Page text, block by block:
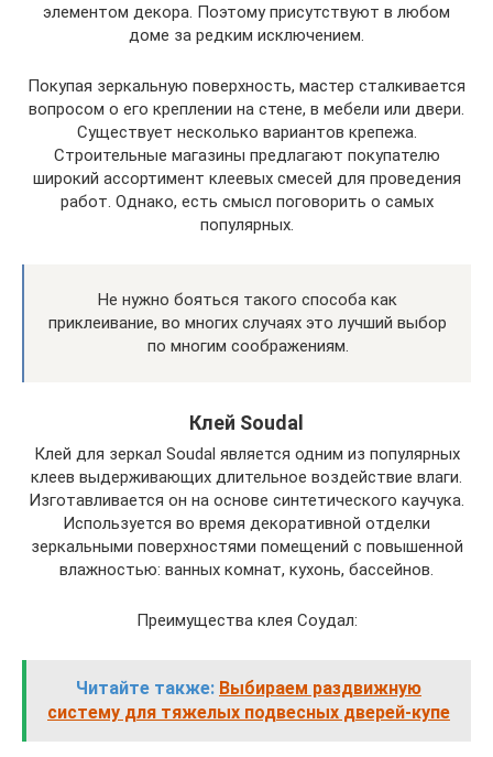
элементом декора. Поэтому присутствуют в любом
доме за редким исключением.
Покупая зеркальную поверхность, мастер сталкивается
вопросом о его креплении на стене, в мебели или двери.
Существует несколько вариантов крепежа.
Строительные магазины предлагают покупателю
широкий ассортимент клеевых смесей для проведения
работ. Однако, есть смысл поговорить о самых
популярных.
Не нужно бояться такого способа как
приклеивание, во многих случаях это лучший выбор
по многим соображениям.
Клей Soudal
Клей для зеркал Soudal является одним из популярных
клеев выдерживающих длительное воздействие влаги.
Изготавливается он на основе синтетического каучука.
Используется во время декоративной отделки
зеркальными поверхностями помещений с повышенной
влажностью: ванных комнат, кухонь, бассейнов.
Преимущества клея Соудал:
Читайте также: Выбираем раздвижную
систему для тяжелых подвесных дверей-купе